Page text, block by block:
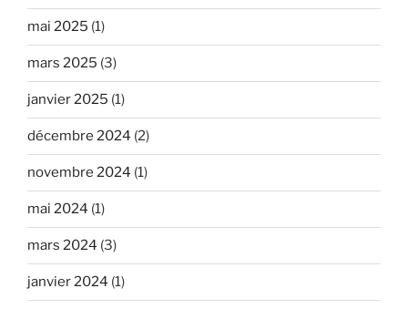
mai 2025 (1)
mars 2025 (3)
janvier 2025 (1)
décembre 2024 (2)
novembre 2024 (1)
mai 2024 (1)
mars 2024 (3)
janvier 2024 (1)